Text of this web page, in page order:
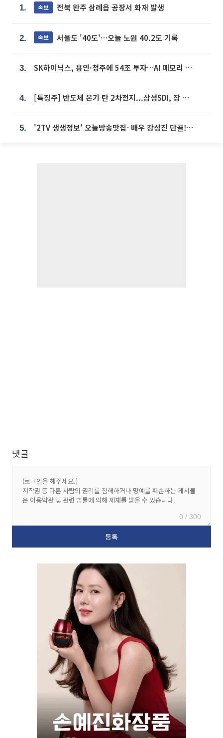
1. 속보 전북 완주 삼례읍 공장서 화재 발생
2. 속보 서울도 '40도'…오늘 노원 40.2도 기록
3. SK하이닉스, 용인·청주에 54조 투자…AI 메모리 생산기지 키운다
4. [특징주] 반도체 온기 탄 2차전지...삼성SDI, 장 초반 7% 넘게 껑충
5. '2TV 생생정보' 오늘방송맛집- 배우 강성진 단골! 쌀국수ㆍ푸팟퐁 커리 맛집 '블○○○'
댓글
0 / 300